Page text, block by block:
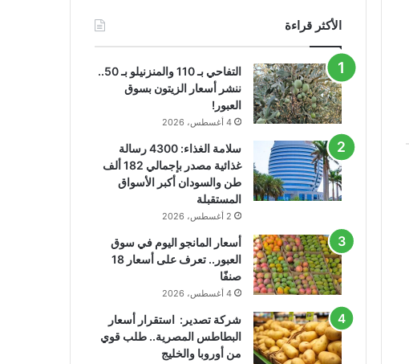
الأكثر قراءة
التفاحي بـ 110 والمنزنيلو بـ 50..
ننشر أسعار الزيتون بسوق
العبور!
4 أغسطس، 2026
سلامة الغذاء: 4300 رسالة
غذائية مصدر بإجمالي 182 ألف
طن والسودان أكبر الأسواق
المستقبلة
2 أغسطس، 2026
أسعار المانجو اليوم في سوق
العبور.. تعرف على أسعار 18
صنفًا
4 أغسطس، 2026
شركة تصدير: استقرار أسعار
البطاطس المصرية.. طلب قوي
من أوروبا والخليج